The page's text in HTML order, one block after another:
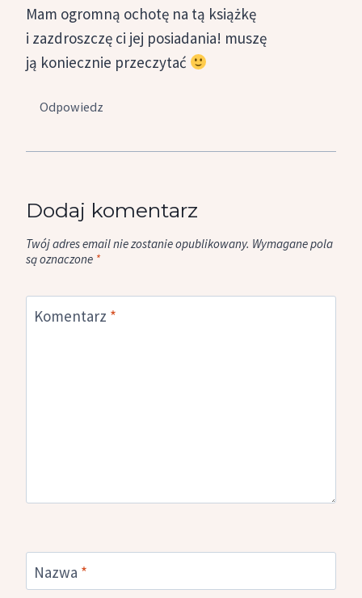
Mam ogromną ochotę na tą książkę
i zazdroszczę ci jej posiadania! muszę
ją koniecznie przeczytać
Odpowiedz
Dodaj komentarz
Twój adres email nie zostanie opublikowany. Wymagane pola
są oznaczone *
Komentarz *
Nazwa *